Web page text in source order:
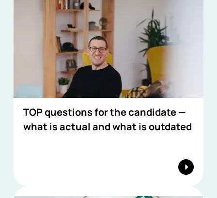
TOP questions for the candidate —
what is actual and what is outdated